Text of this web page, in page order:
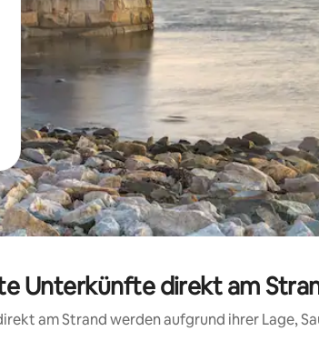
Unterkünfte direkt am
am Strand werden aufgrund ihrer Lage,